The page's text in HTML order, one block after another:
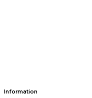
Information